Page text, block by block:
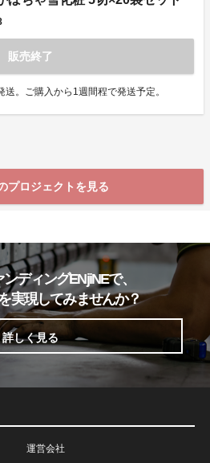
販売終了
。ご購入から1週間程で発送予定。
プロジェクトを見る
ディングENjiNEで、
実現してみませんか？
詳しく見る
運営会社